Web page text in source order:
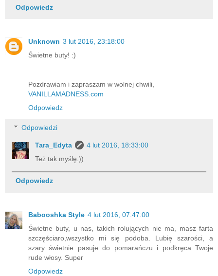
Odpowiedz
Unknown 3 lut 2016, 23:18:00
Świetne buty! :)
Pozdrawiam i zapraszam w wolnej chwili,
VANILLAMADNESS.com
Odpowiedz
Odpowiedzi
Tara_Edyta
4 lut 2016, 18:33:00
Też tak myślę:))
Odpowiedz
Babooshka Style 4 lut 2016, 07:47:00
Świetne buty, u nas, takich rolujących nie ma, masz farta
szczęściaro,wszystko mi się podoba. Lubię szarości, a
szary świetnie pasuje do pomarańczu i podkręca Twoje
rude włosy. Super
Odpowiedz